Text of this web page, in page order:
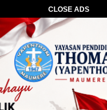
CLOSE ADS